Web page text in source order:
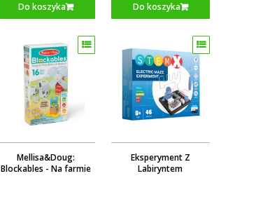
Do koszyka Do koszyka
Mellisa&Doug:
Blockables - Na farmie
Eksperyment Z
Labiryntem